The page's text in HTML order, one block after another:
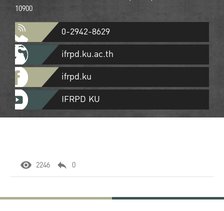
10900
0-2942-8629
ifrpd.ku.ac.th
ifrpd.ku
IFRPD KU
2246 0